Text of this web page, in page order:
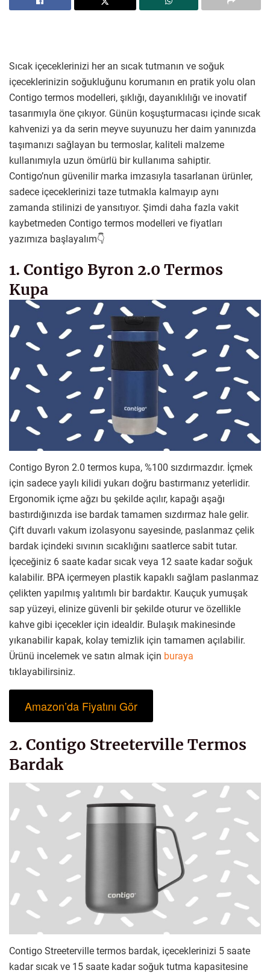
Sıcak içeceklerinizi her an sıcak tutmanın ve soğuk
içeceklerinizin soğukluğunu korumanın en pratik yolu olan
Contigo termos modelleri, şıklığı, dayanıklılığı ve inovatif
tasarımıyla öne çıkıyor. Günün koşuşturmacası içinde sıcak
kahvenizi ya da serin meyve suyunuzu her daim yanınızda
taşımanızı sağlayan bu termoslar, kaliteli malzeme
kullanımıyla uzun ömürlü bir kullanıma sahiptir.
Contigo’nun güvenilir marka imzasıyla tasarlanan ürünler,
sadece içeceklerinizi taze tutmakla kalmayıp aynı
zamanda stilinizi de yansıtıyor. Şimdi daha fazla vakit
kaybetmeden Contigo termos modelleri ve fiyatları
yazımıza başlayalım👇
1. Contigo Byron 2.0 Termos
Kupa
Contigo Byron 2.0 termos kupa, %100 sızdırmazdır. İçmek
için sadece yaylı kilidi yukarı doğru bastırmanız yeterlidir.
Ergonomik içme ağzı bu şekilde açılır, kapağı aşağı
bastırdığınızda ise bardak tamamen sızdırmaz hale gelir.
Çift duvarlı vakum izolasyonu sayesinde, paslanmaz çelik
bardak içindeki sıvının sıcaklığını saatlerce sabit tutar.
İçeceğiniz 6 saate kadar sıcak veya 12 saate kadar soğuk
kalabilir. BPA içermeyen plastik kapaklı sağlam paslanmaz
çelikten yapılmış yalıtımlı bir bardaktır. Kauçuk yumuşak
sap yüzeyi, elinize güvenli bir şekilde oturur ve özellikle
kahve gibi içecekler için idealdir. Bulaşık makinesinde
yıkanabilir kapak, kolay temizlik için tamamen açılabilir.
Ürünü incelemek ve satın almak için buraya
tıklayabilirsiniz.
Amazon’da Fiyatını Gör
2. Contigo Streeterville Termos
Bardak
Contigo Streeterville termos bardak, içeceklerinizi 5 saate
kadar sıcak ve 15 saate kadar soğuk tutma kapasitesine